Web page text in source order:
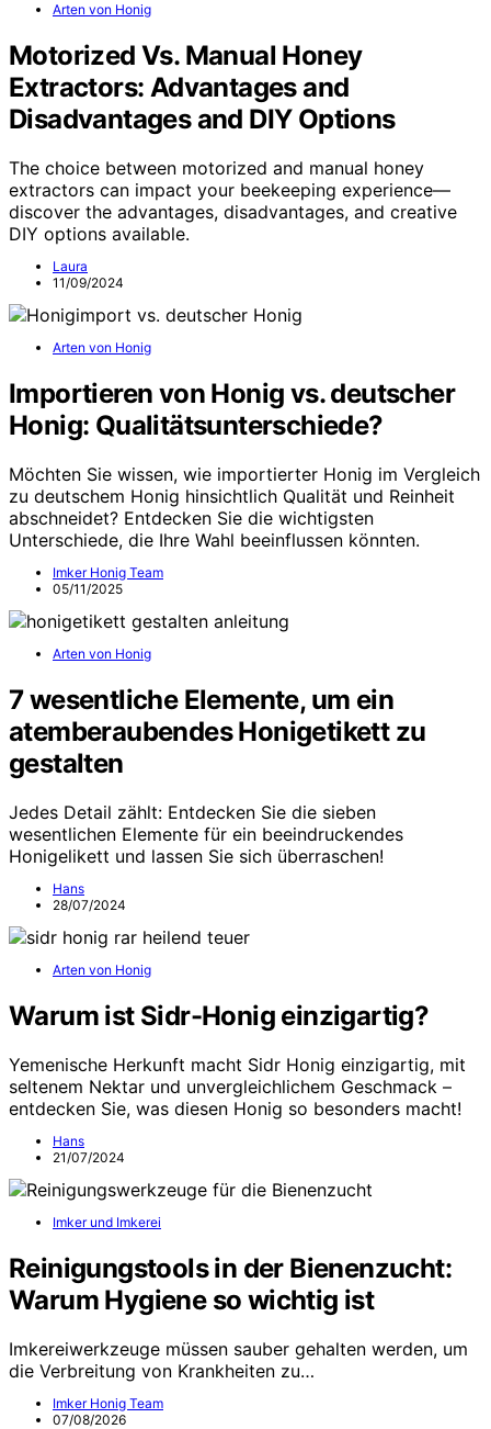
Arten von Honig
Motorized Vs. Manual Honey
Extractors: Advantages and
Disadvantages and DIY Options
The choice between motorized and manual honey
extractors can impact your beekeeping experience—
discover the advantages, disadvantages, and creative
DIY options available.
Laura
11/09/2024
Arten von Honig
Importieren von Honig vs. deutscher
Honig: Qualitätsunterschiede?
Möchten Sie wissen, wie importierter Honig im Vergleich
zu deutschem Honig hinsichtlich Qualität und Reinheit
abschneidet? Entdecken Sie die wichtigsten
Unterschiede, die Ihre Wahl beeinflussen könnten.
Imker Honig Team
05/11/2025
Arten von Honig
7 wesentliche Elemente, um ein
atemberaubendes Honigetikett zu
gestalten
Jedes Detail zählt: Entdecken Sie die sieben
wesentlichen Elemente für ein beeindruckendes
Honigelikett und lassen Sie sich überraschen!
Hans
28/07/2024
Arten von Honig
Warum ist Sidr-Honig einzigartig?
Yemenische Herkunft macht Sidr Honig einzigartig, mit
seltenem Nektar und unvergleichlichem Geschmack –
entdecken Sie, was diesen Honig so besonders macht!
Hans
21/07/2024
Imker und Imkerei
Reinigungstools in der Bienenzucht:
Warum Hygiene so wichtig ist
Imkereiwerkzeuge müssen sauber gehalten werden, um
die Verbreitung von Krankheiten zu…
Imker Honig Team
07/08/2026